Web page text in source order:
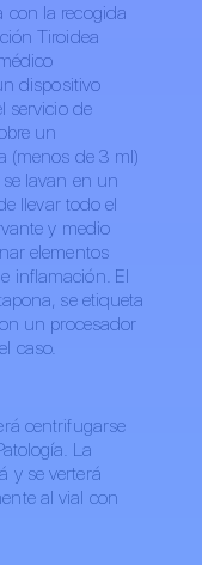
con la recogida
Tiroidea
dispositivo
servicio de
un
(menos de 3 ml)
lavan en un
llevar todo el
y medio
elementos
inflamación. El
se etiqueta
un procesador
caso.
centrifugarse
La
y se verterá
al vial con